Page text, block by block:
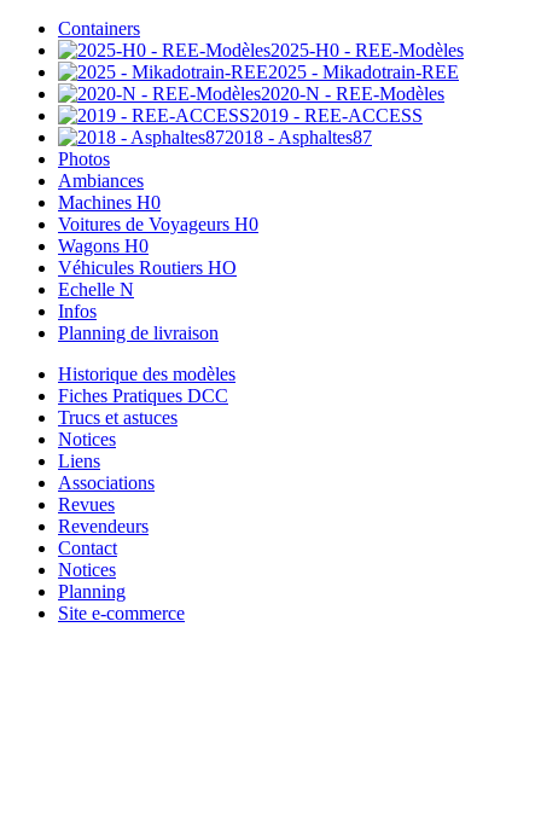
Containers
2025-H0 - REE-Modèles
2025 - Mikadotrain-REE
2020-N - REE-Modèles
2019 - REE-ACCESS
2018 - Asphaltes87
Photos
Ambiances
Machines H0
Voitures de Voyageurs H0
Wagons H0
Véhicules Routiers HO
Echelle N
Infos
Planning de livraison
Historique des modèles
Fiches Pratiques DCC
Trucs et astuces
Notices
Liens
Associations
Revues
Revendeurs
Contact
Notices
Planning
Site e-commerce